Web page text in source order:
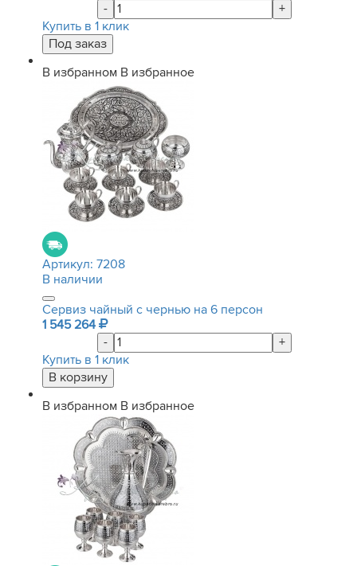
-
+
Купить в 1 клик
В избранном В избранное
Артикул: 7208
В наличии
Сервиз чайный с чернью на 6 персон
1 545 264
-
+
Купить в 1 клик
В избранном В избранное